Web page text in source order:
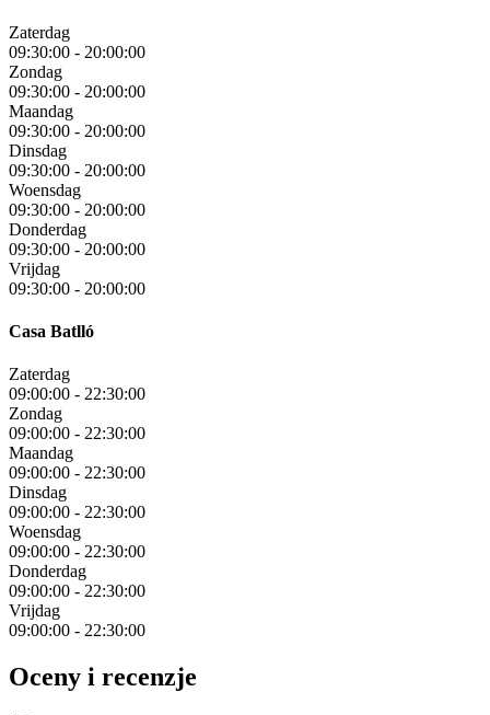
Zaterdag
09:30:00 - 20:00:00
Zondag
09:30:00 - 20:00:00
Maandag
09:30:00 - 20:00:00
Dinsdag
09:30:00 - 20:00:00
Woensdag
09:30:00 - 20:00:00
Donderdag
09:30:00 - 20:00:00
Vrijdag
09:30:00 - 20:00:00
Casa Batlló
Zaterdag
09:00:00 - 22:30:00
Zondag
09:00:00 - 22:30:00
Maandag
09:00:00 - 22:30:00
Dinsdag
09:00:00 - 22:30:00
Woensdag
09:00:00 - 22:30:00
Donderdag
09:00:00 - 22:30:00
Vrijdag
09:00:00 - 22:30:00
Oceny i recenzje